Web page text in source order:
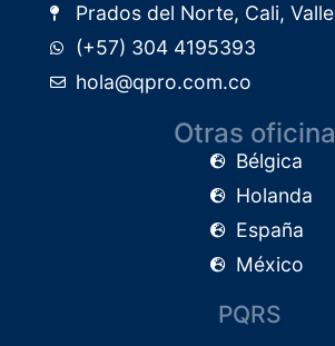
Prados del Norte, Cali,
(+57) 304 4195393
hola@qpro.com.co
Otras
Bélgica
Holanda
España
México
PQRS